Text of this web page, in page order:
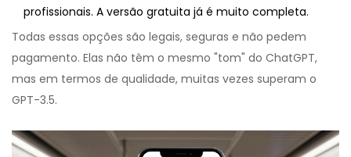
profissionais. A versão gratuita já é muito completa.
Todas essas opções são legais, seguras e não pedem
pagamento. Elas não têm o mesmo "tom" do ChatGPT,
mas em termos de qualidade, muitas vezes superam o
GPT-3.5.